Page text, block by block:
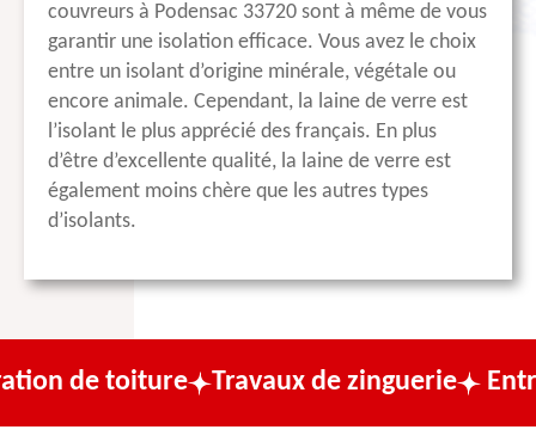
couvreurs à Podensac 33720 sont à même de vous
garantir une isolation efficace. Vous avez le choix
entre un isolant d’origine minérale, végétale ou
encore animale. Cependant, la laine de verre est
l’isolant le plus apprécié des français. En plus
d’être d’excellente qualité, la laine de verre est
également moins chère que les autres types
d’isolants.
Travaux de zinguerie Entreprise de